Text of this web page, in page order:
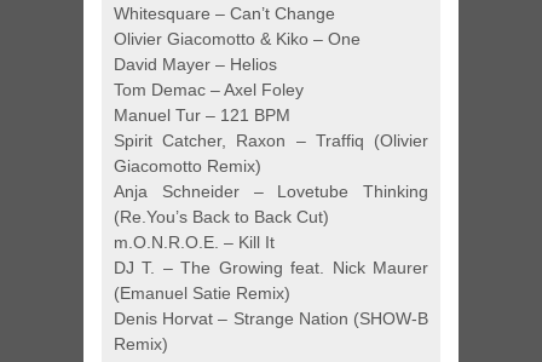
Whitesquare – Can’t Change
Olivier Giacomotto & Kiko – One
David Mayer – Helios
Tom Demac – Axel Foley
Manuel Tur – 121 BPM
Spirit Catcher, Raxon – Traffiq (Olivier
Giacomotto Remix)
Anja Schneider – Lovetube Thinking
(Re.You’s Back to Back Cut)
m.O.N.R.O.E. – Kill It
DJ T. – The Growing feat. Nick Maurer
(Emanuel Satie Remix)
Denis Horvat – Strange Nation (SHOW-B
Remix)